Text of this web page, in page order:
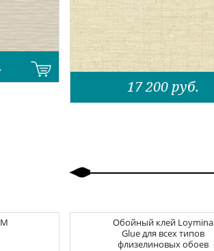
17 200 руб.
Обойный клей Loymina
Glue для всех типов
флизелиновых обоев